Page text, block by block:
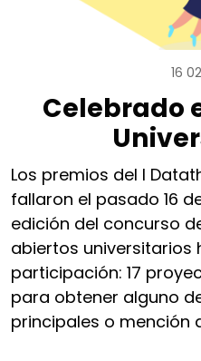
16
Celebrado
Los premios del I
fallaron el pasado 16
edición del concurso
abiertos universitarios
participación: 17
para obtener alguno
principales o mención